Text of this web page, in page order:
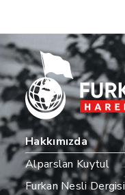
Hakkımızda
Alparslan Kuytul
Furkan Nesli Dergisi